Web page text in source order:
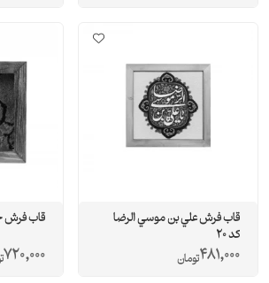
قاب فرش علي بن موسي الرضا
كد 20
481,000تومان
قاب فرش
720,000